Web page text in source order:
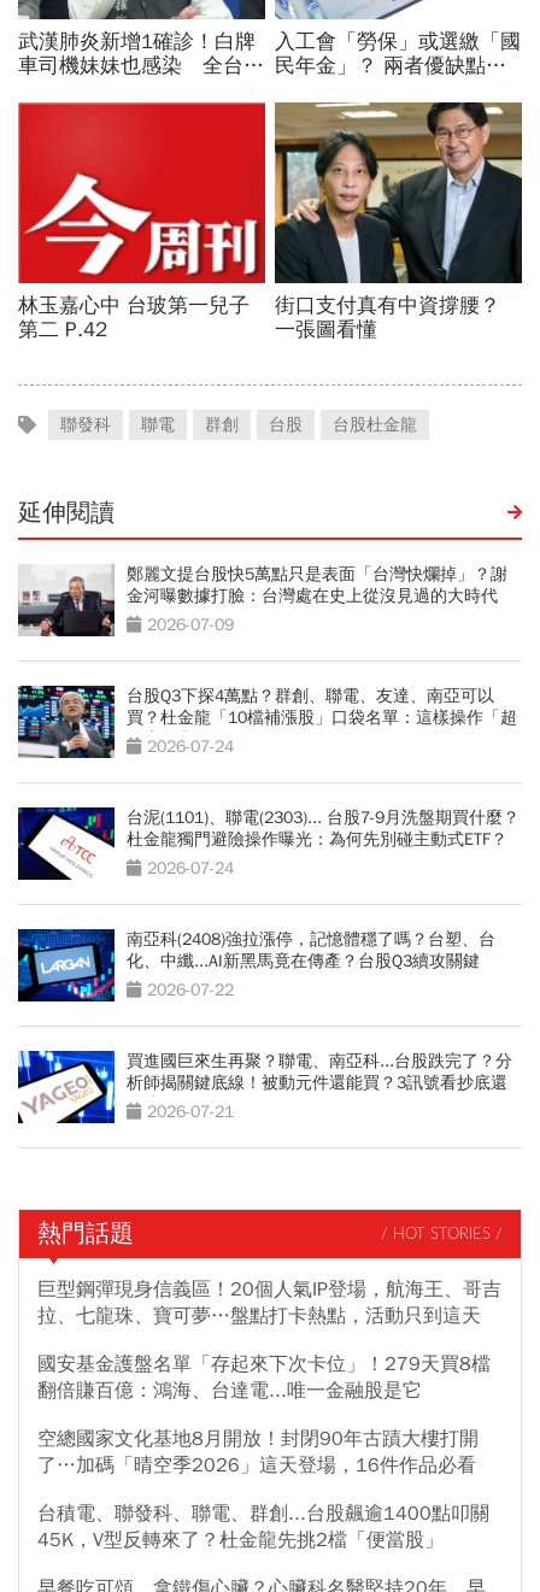
聯發科 聯電 群創 台股 台股杜金龍
延伸閱讀
鄭麗文提台股快5萬點只是表面「台灣快爛掉」？謝
金河曝數據打臉：台灣處在史上從沒見過的大時代
2026-07-09
台股Q3下探4萬點？群創、聯電、友達、南亞可以
買？杜金龍「10檔補漲股」口袋名單：這樣操作「超
好賺的啦」
2026-07-24
台泥(1101)、聯電(2303)... 台股7-9月洗盤期買什麼？
杜金龍獨門避險操作曝光：為何先別碰主動式ETF？
2026-07-24
南亞科(2408)強拉漲停，記憶體穩了嗎？台塑、台
化、中纖...AI新黑馬竟在傳產？台股Q3續攻關鍵
2026-07-22
買進國巨來生再聚？聯電、南亞科...台股跌完了？分
析師揭關鍵底線！被動元件還能買？3訊號看抄底還
是接刀
2026-07-21
熱門話題 / HOT STORIES /
巨型鋼彈現身信義區！20個人氣IP登場，航海王、哥吉
拉、七龍珠、寶可夢…盤點打卡熱點，活動只到這天
國安基金護盤名單「存起來下次卡位」！279天買8檔
翻倍賺百億：鴻海、台達電...唯一金融股是它
空總國家文化基地8月開放！封閉90年古蹟大樓打開
了…加碼「晴空季2026」這天登場，16件作品必看
台積電、聯發科、聯電、群創...台股飆逾1400點叩關
45K，V型反轉來了？杜金龍先挑2檔「便當股」